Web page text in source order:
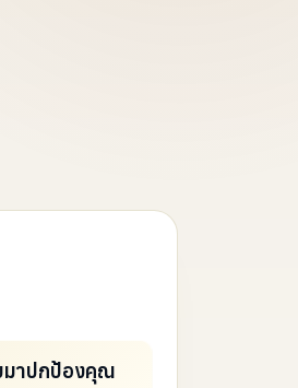
าปกป้องคุณ